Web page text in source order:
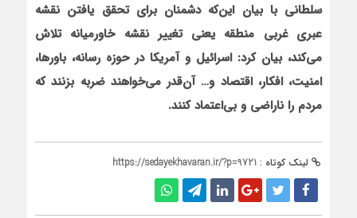
سلطانی با بیان این‌که دشمنان برای تحقق یافتن نقشه
عبری غربی منطقه یعنی تغییر نقشه خاورمیانه تلاش
می‌کند، بیان کرد: اسرائیل و آمریکا در حوزه رسانه، باورها،
امنیت، افکار، اقتصاد و… آن‌قدر می‌خواهند ضربه بزنند که
مردم را ناراضی و بی‌اعتماد کنند.
لینک کوتاه : https://sedayekhavaran.ir/?p=9721